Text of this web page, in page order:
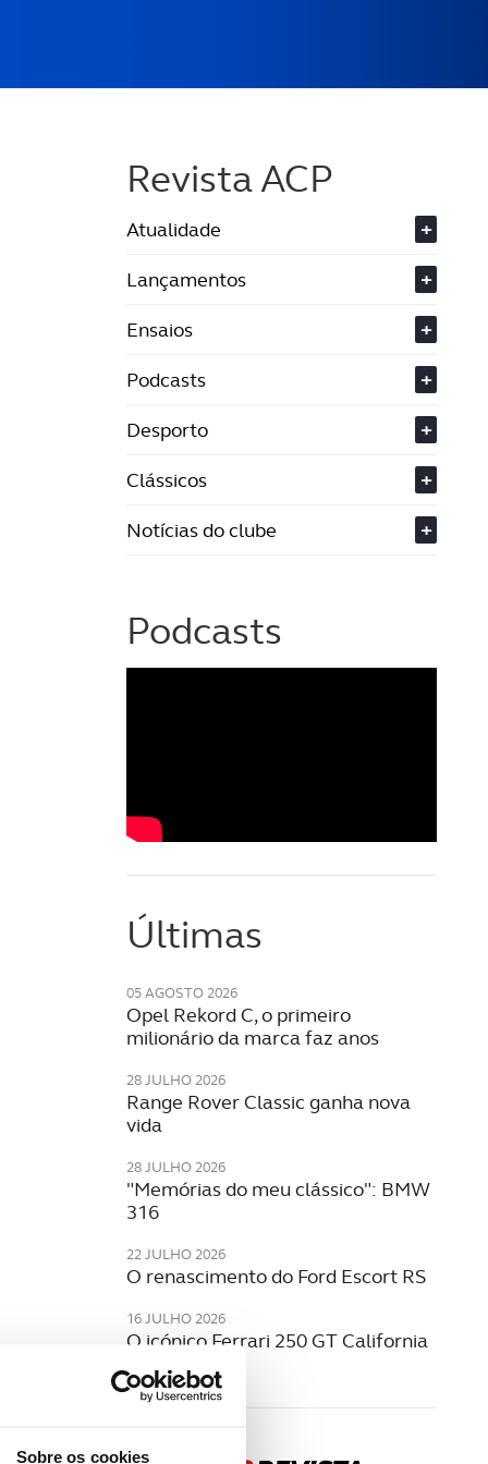
Sobre os cookies
Revista ACP
Atualidade
+
Lançamentos
+
Ensaios
+
Podcasts
+
Desporto
+
Clássicos
+
Notícias do clube
+
Podcasts
Últimas
05 AGOSTO 2026
Opel Rekord C, o primeiro
milionário da marca faz anos
28 JULHO 2026
Range Rover Classic ganha nova
vida
28 JULHO 2026
"Memórias do meu clássico": BMW
316
22 JULHO 2026
O renascimento do Ford Escort RS
16 JULHO 2026
O icónico Ferrari 250 GT California
Spyder